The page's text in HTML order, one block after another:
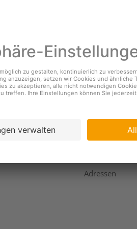
Services
Coopzeitung
Kundendienst
Adressen